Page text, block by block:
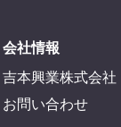
会社情報
吉本興業株式会社
お問い合わせ